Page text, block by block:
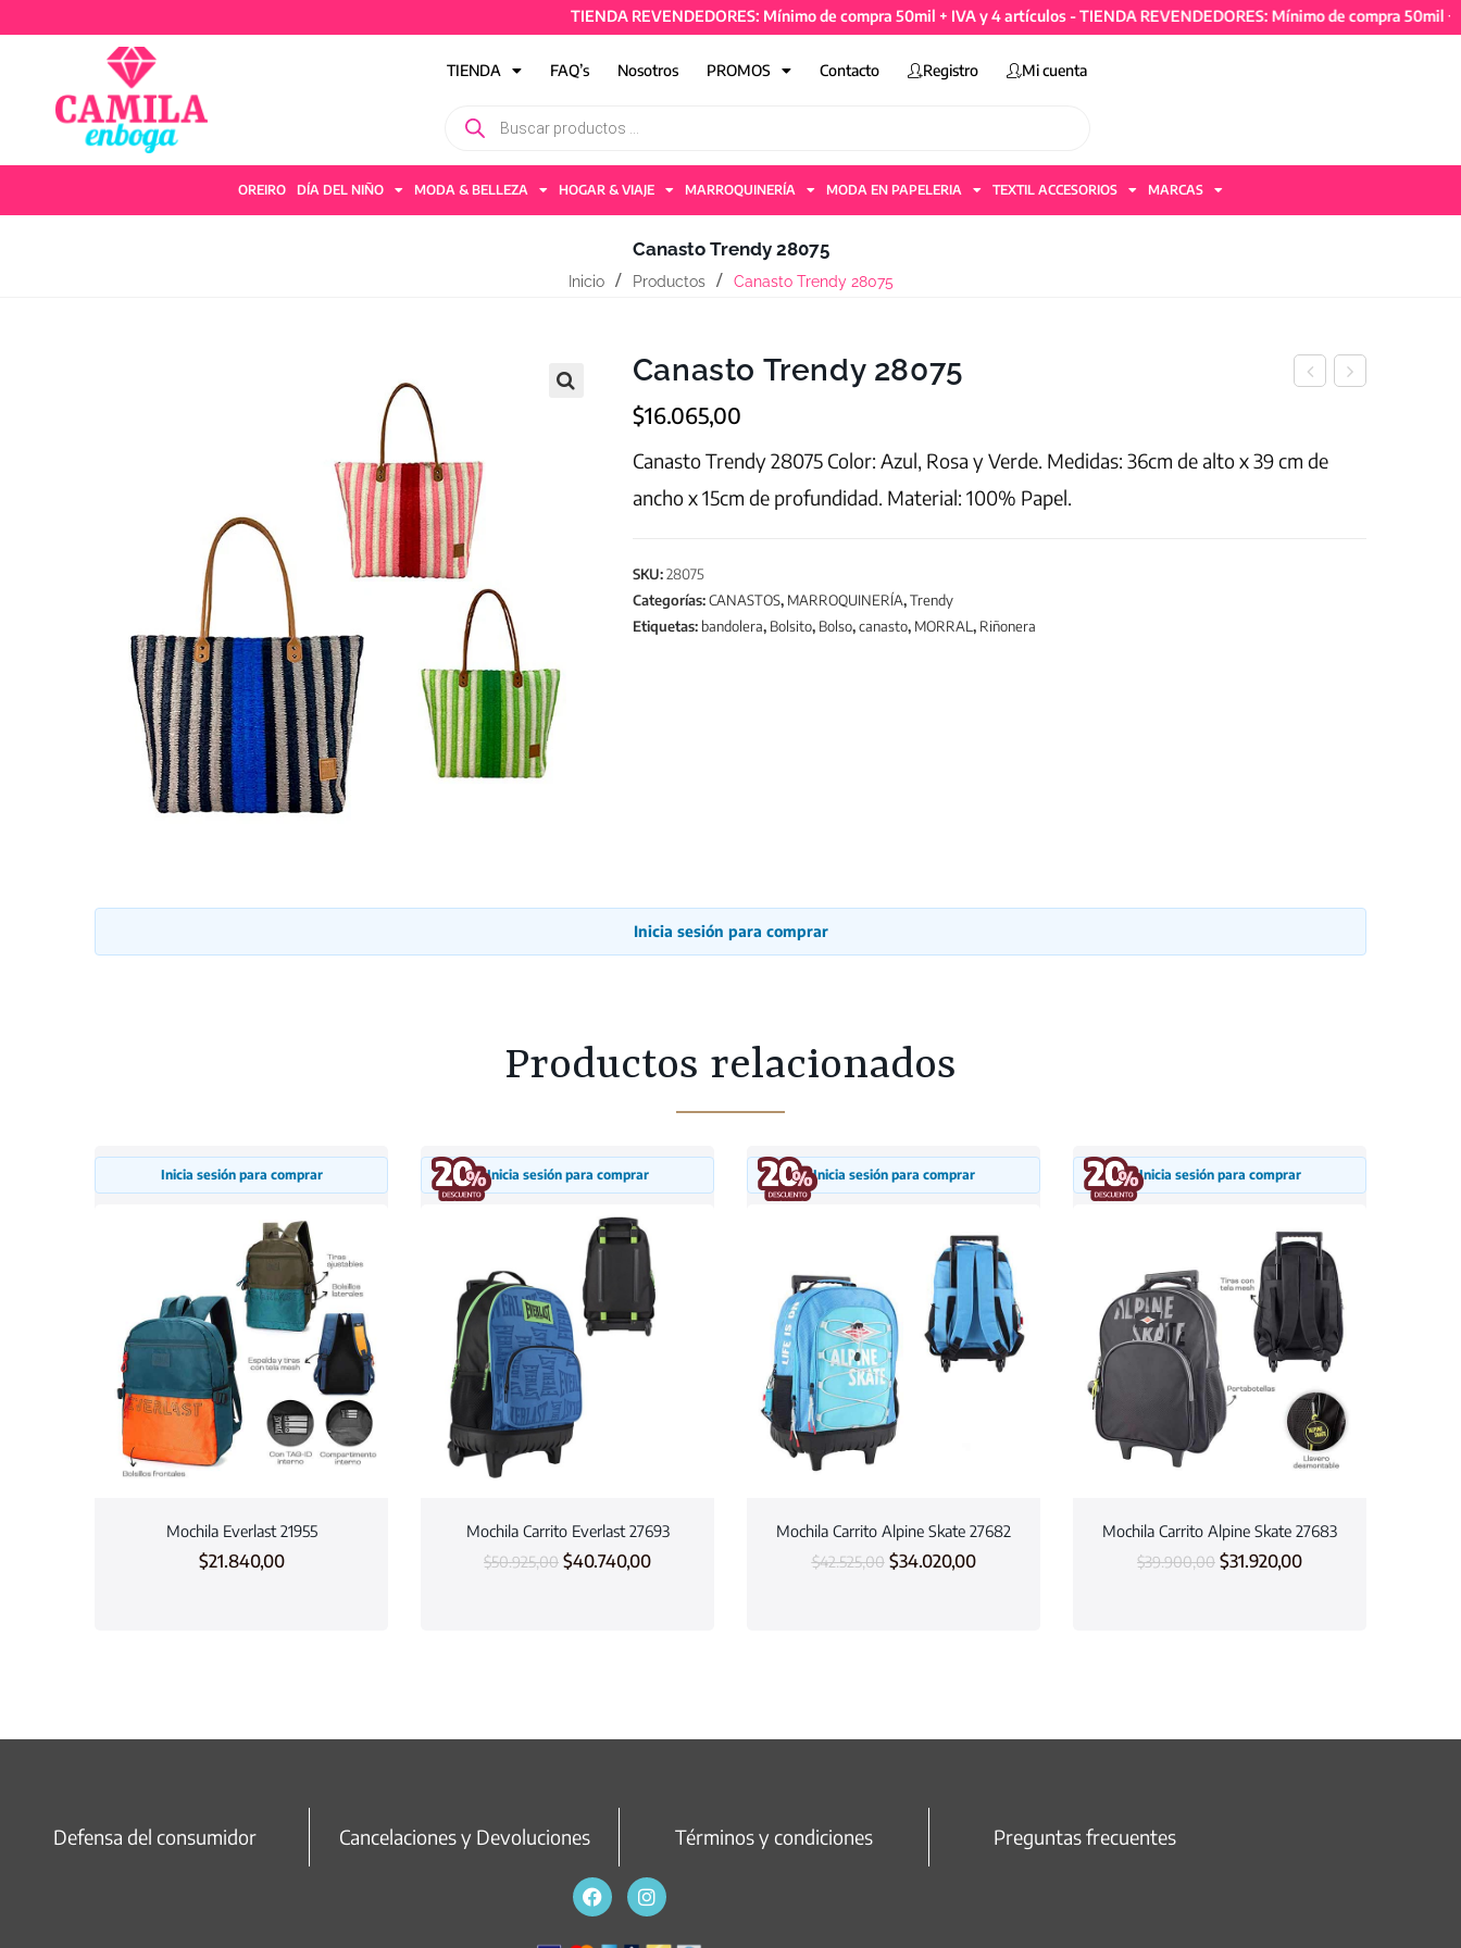
TIENDA REVENDEDORES: Mínimo de compra 50mil + IVA y 4 artículos - TIENDA REVENDEDORES: Mínimo de compra 50mil +
TIENDA FAQ’s Nosotros PROMOS Contacto Registro Mi cuenta
OREIRO DÍA DEL NIÑO MODA & BELLEZA HOGAR & VIAJE MARROQUINERÍA MODA EN PAPELERIA TEXTIL ACCESORIOS MARCAS
Canasto Trendy 28075
Inicio Productos Canasto Trendy 28075
Canasto Trendy 28075
$16.065,00
Canasto Trendy 28075 Color: Azul, Rosa y Verde. Medidas: 36cm de alto x 39 cm de
ancho x 15cm de profundidad. Material: 100% Papel.
SKU:28075
Categorías:CANASTOS, MARROQUINERÍA,Trendy
Etiquetas: bandolera, Bolsito, Bolso,canasto, MORRAL , Riñonera
Inicia sesión para comprar
Productos relacionados
Inicia sesión para comprar
Mochila Everlast 21955
$21.840,00
Inicia sesión para comprar
Mochila Carrito Everlast 27693
$50.925,00 $40.740,00
Inicia sesión para comprar
Mochila Carrito Alpine Skate 27682
$42.525,00 $34.020,00
Inicia sesión para comprar
Mochila Carrito Alpine Skate 27683
$39.900,00 $31.920,00
Defensa del consumidor Cancelaciones y Devoluciones Términos y condiciones Preguntas frecuentes